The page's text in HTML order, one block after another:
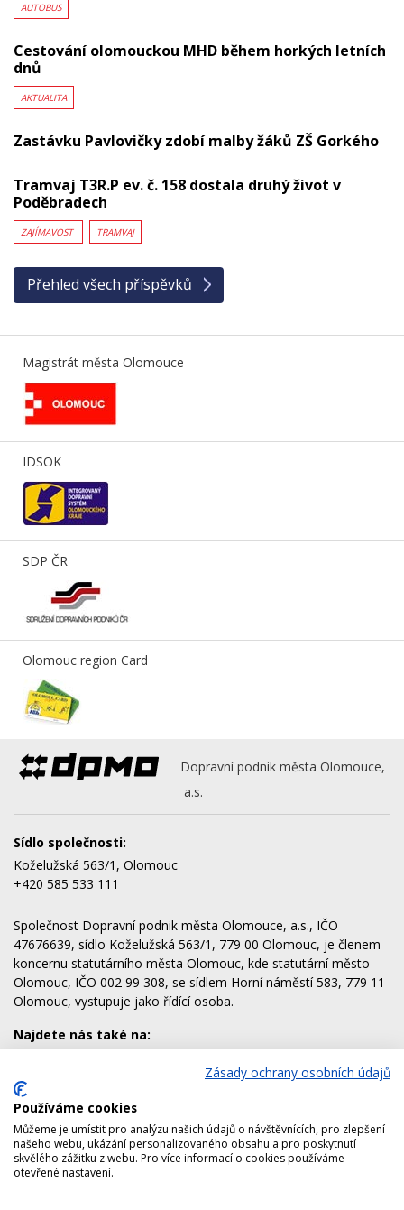
AUTOBUS
Cestování olomouckou MHD během horkých letních
dnů
AKTUALITA
Zastávku Pavlovičky zdobí malby žáků ZŠ Gorkého
Tramvaj T3R.P ev. č. 158 dostala druhý život v
Poděbradech
ZAJÍMAVOST TRAMVAJ
Přehled všech příspěvků
Magistrát města Olomouce
IDSOK
SDP ČR
Olomouc region Card
Dopravní podnik města Olomouce,
a.s.
Sídlo společnosti:
Koželužská 563/1, Olomouc
+420 585 533 111
Společnost Dopravní podnik města Olomouce, a.s., IČO
47676639, sídlo Koželužská 563/1, 779 00 Olomouc, je členem
koncernu statutárního města Olomouc, kde statutární město
Olomouc, IČO 002 99 308, se sídlem Horní náměstí 583, 779 11
Olomouc, vystupuje jako řídící osoba.
Najdete nás také na:
Dalšími členy koncernu jsou:
AQUAPARK OLOMOUC, a.s.
Lesy města Olomouce, a.s.
Zásady ochrany osobních údajů
Používáme cookies
Můžeme je umístit pro analýzu našich údajů o návštěvnících, pro zlepšení
našeho webu, ukázání personalizovaného obsahu a pro poskytnutí
skvělého zážitku z webu. Pro více informací o cookies používáme
otevřené nastavení.